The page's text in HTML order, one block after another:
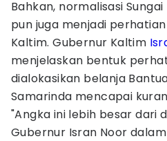
Bahkan, normalisasi
pun juga menjadi
Kaltim. Gubernur Kaltim
menjelaskan bentuk
dialokasikan belanja
Samarinda mencapai
"Angka ini lebih besar dari
Gubernur Isran Noor